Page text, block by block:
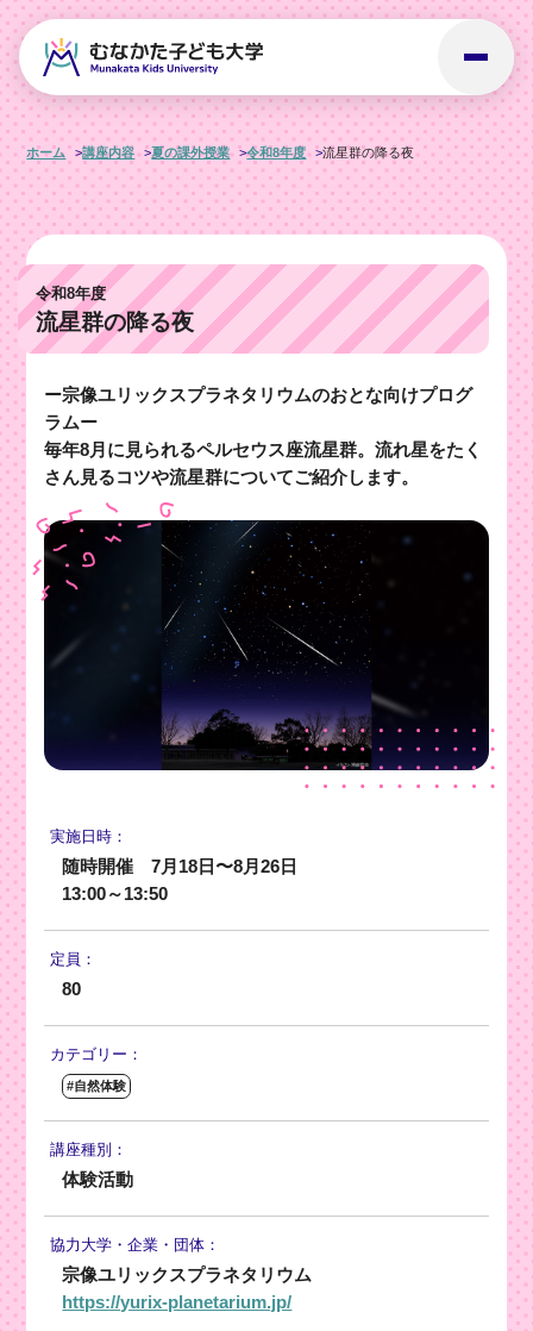
ホーム 講座内容 夏の課外授業 令和8年度 流星群の降る夜
令和8年度
流星群の降る夜
ー宗像ユリックスプラネタリウムのおとな向けプログ
ラムー
毎年8月に見られるペルセウス座流星群。流れ星をたく
さん見るコツや流星群についてご紹介します。
実施日時：
随時開催 7月18日〜8月26日
13:00～13:50
定員：
80
カテゴリー：
#自然体験
講座種別：
体験活動
協力大学・企業・団体：
宗像ユリックスプラネタリウム
https://yurix-planetarium.jp/